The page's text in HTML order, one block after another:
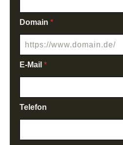
Domain *
E-Mail *
Telefon